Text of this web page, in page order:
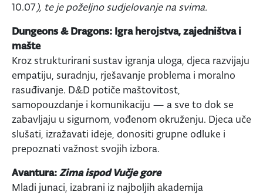
10.07), te je poželjno sudjelovanje na svima.
Dungeons & Dragons: Igra herojstva, zajedništva i
mašte
Kroz strukturirani sustav igranja uloga, djeca razvijaju
empatiju, suradnju, rješavanje problema i moralno
rasuđivanje. D&D potiče maštovitost,
samopouzdanje i komunikaciju — a sve to dok se
zabavljaju u sigurnom, vođenom okruženju. Djeca uče
slušati, izražavati ideje, donositi grupne odluke i
prepoznati važnost svojih izbora.
Avantura:Zima ispod Vučje gore
Mladi junaci, izabrani iz najboljih akademija